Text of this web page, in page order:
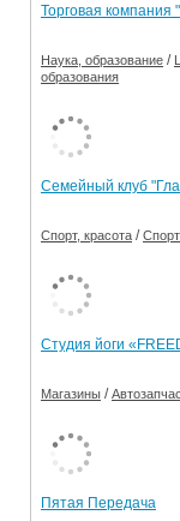
Торговая компания
Наука, образование /
образования
Семейный клуб
Спорт, красота /
Студия йоги
Магазины /
Пятая Передача